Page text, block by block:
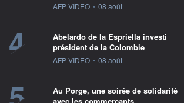
information fournie par
AFP VIDEO • 08 août
4
Abelardo de la Espriella investi
président de la Colombie
information fournie par
AFP VIDEO • 08 août
Au Porge, une soirée de solidarité